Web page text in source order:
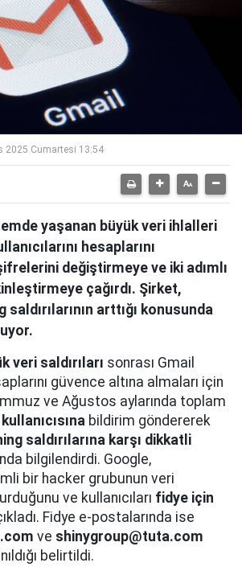
2025 Cumartesi 13:54
yaşanan büyük veri ihlalleri
hesaplarını
değiştirmeye ve iki adımlı
çağırdı. Şirket,
arttığı konusunda
veri saldırıları sonrası Gmail
güvence altına almaları için
ve Ağustos aylarında toplam
bildirim göndererek
saldırılarına karşı dikkatli
bilgilendirdi. Google,
bir hacker grubunun veri
ve kullanıcıları fidye için
Fidye e-postalarında ise
ve shinygroup@tuta.com
belirtildi.